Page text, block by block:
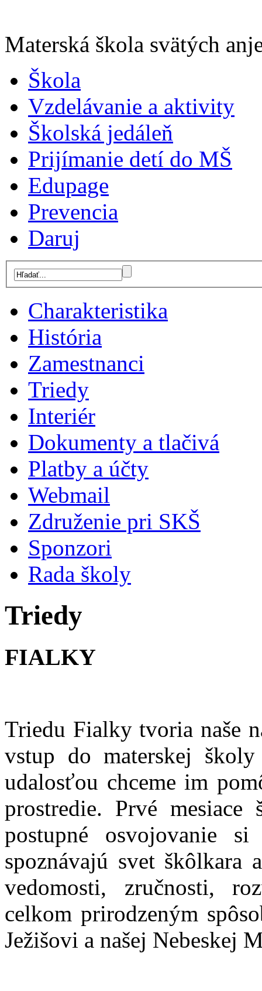
Materská škola svätých
Škola
Vzdelávanie a aktivity
Školská jedáleň
Prijímanie detí do MŠ
Edupage
Prevencia
Daruj
Charakteristika
História
Zamestnanci
Triedy
Interiér
Dokumenty a tlačivá
Platby a účty
Webmail
Združenie pri SKŠ
Sponzori
Rada školy
Triedy
FIALKY
Triedu Fialky tvoria naše
vstup do materskej
udalosťou chceme im
prostredie. Prvé
postupné osvojovanie si
spoznávajú svet
vedomosti, zručnosti,
celkom prirodzeným
Ježišovi a našej Nebeskej